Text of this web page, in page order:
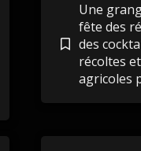
Une
fête des
des
récoltes
agricoles